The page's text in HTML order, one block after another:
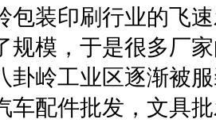
包装印刷行业的飞
规模，于是很多厂
卦岭工业区逐渐被
车配件批发，文具